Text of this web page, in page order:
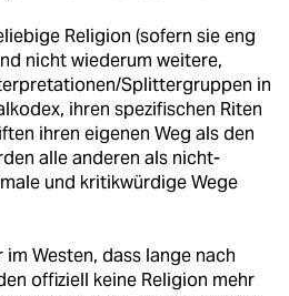
Religion (sofern sie eng
nicht wiederum weitere,
Splittergruppen in
ihren spezifischen Riten
ihren eigenen Weg als den
alle anderen als nicht-
und kritikwürdige Wege
Westen, dass lange nach
offiziell keine Religion mehr